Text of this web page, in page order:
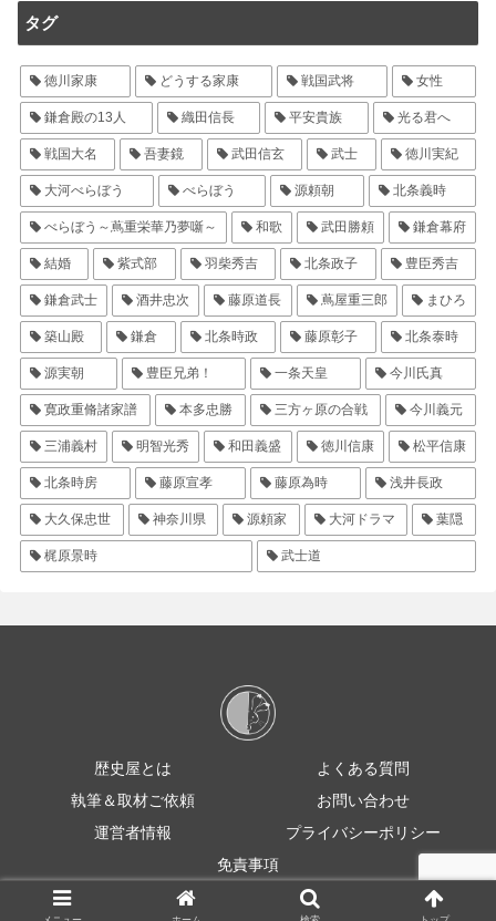
タグ
徳川家康 どうする家康 戦国武将 女性
鎌倉殿の13人 織田信長 平安貴族 光る君へ
戦国大名 吾妻鏡 武田信玄 武士 徳川実紀
大河べらぼう べらぼう 源頼朝 北条義時
べらぼう～蔦重栄華乃夢噺～ 和歌 武田勝頼 鎌倉幕府
結婚 紫式部 羽柴秀吉 北条政子 豊臣秀吉
鎌倉武士 酒井忠次 藤原道長 蔦屋重三郎 まひろ
築山殿 鎌倉 北条時政 藤原彰子 北条泰時
源実朝 豊臣兄弟！ 一条天皇 今川氏真
寛政重脩諸家譜 本多忠勝 三方ヶ原の合戦 今川義元
三浦義村 明智光秀 和田義盛 徳川信康 松平信康
北条時房 藤原宣孝 藤原為時 浅井長政
大久保忠世 神奈川県 源頼家 大河ドラマ 葉隠
梶原景時 武士道
歴史屋とは
よくある質問
執筆＆取材ご依頼
お問い合わせ
運営者情報
プライバシーポリシー
免責事項
© 2021 rekishiya